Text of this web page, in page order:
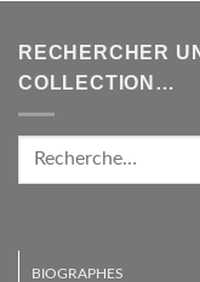
RECHERCHER
COLLECTION…
BIOGRAPHES